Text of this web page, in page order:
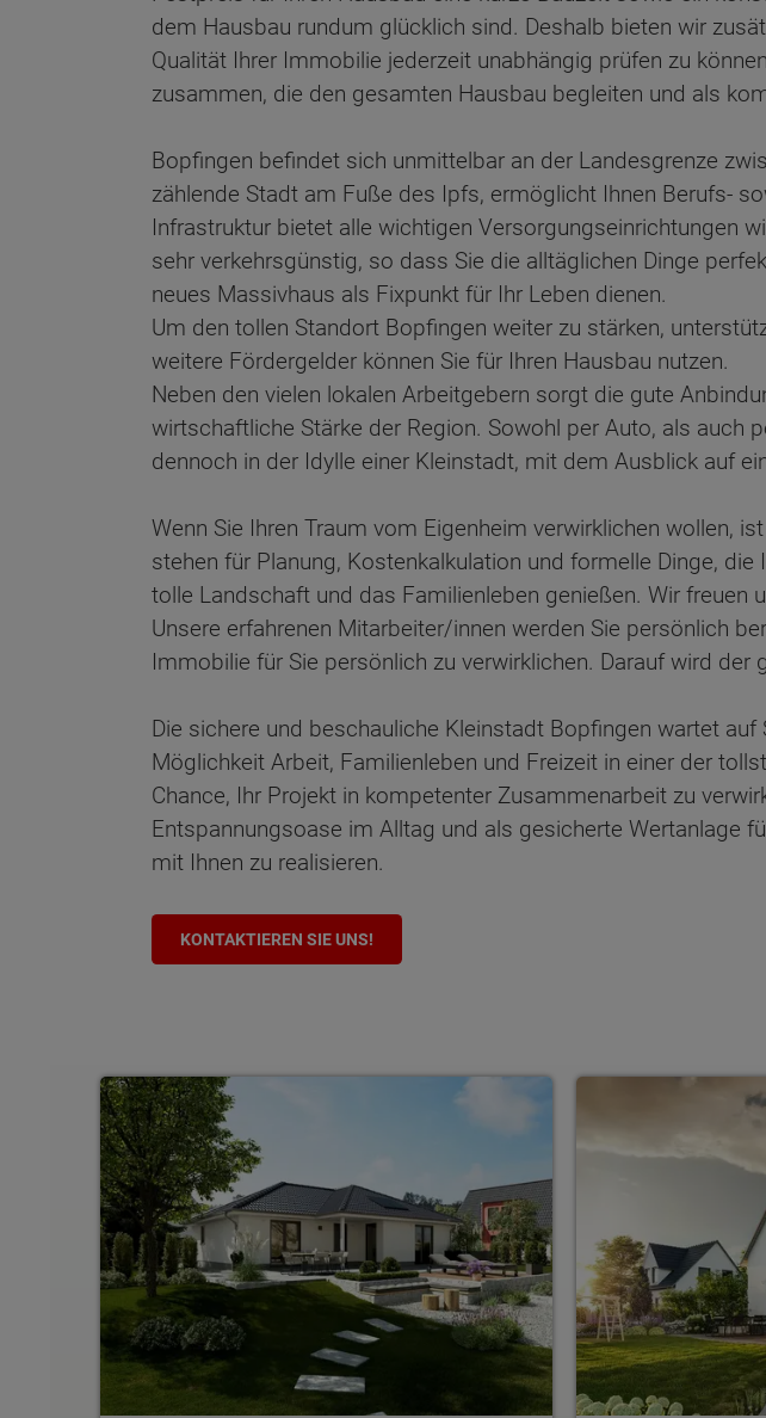
dem Hausbau rundum glücklich sind. Deshalb bieten wir
Qualität Ihrer Immobilie jederzeit unabhängig prüfen zu
zusammen, die den gesamten Hausbau begleiten und als
Bopfingen befindet sich unmittelbar an der Landesgrenze
zählende Stadt am Fuße des Ipfs, ermöglicht Ihnen Berufs-
Infrastruktur bietet alle wichtigen Versorgungseinrichtungen
sehr verkehrsgünstig, so dass Sie die alltäglichen Dinge
neues Massivhaus als Fixpunkt für Ihr Leben dienen.
Um den tollen Standort Bopfingen weiter zu stärken,
weitere Fördergelder können Sie für Ihren Hausbau nutzen.
Neben den vielen lokalen Arbeitgebern sorgt die gute
wirtschaftliche Stärke der Region. Sowohl per Auto, als auch
dennoch in der Idylle einer Kleinstadt, mit dem Ausblick auf
Wenn Sie Ihren Traum vom Eigenheim verwirklichen wollen,
stehen für Planung, Kostenkalkulation und formelle Dinge,
tolle Landschaft und das Familienleben genießen. Wir freuen
Unsere erfahrenen Mitarbeiter/innen werden Sie persönlich
Immobilie für Sie persönlich zu verwirklichen. Darauf wird
Die sichere und beschauliche Kleinstadt Bopfingen wartet
Möglichkeit Arbeit, Familienleben und Freizeit in einer der
Chance, Ihr Projekt in kompetenter Zusammenarbeit zu
Entspannungsoase im Alltag und als gesicherte Wertanlage
mit Ihnen zu realisieren.
KONTAKTIEREN SIE UNS!
Bungalows Einfamilienhäuser
Wonach möchten Sie suchen?